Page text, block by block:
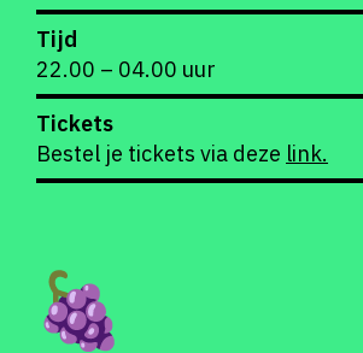
Tijd
22.00 – 04.00 uur
Tickets
Bestel je tickets via deze link.